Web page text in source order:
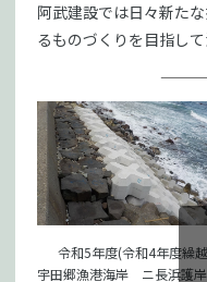
阿武建設では日々新た
るものづくりを目指して
令和5年度(令和4年度繰
宇田郷漁港海岸 ニ長浜護